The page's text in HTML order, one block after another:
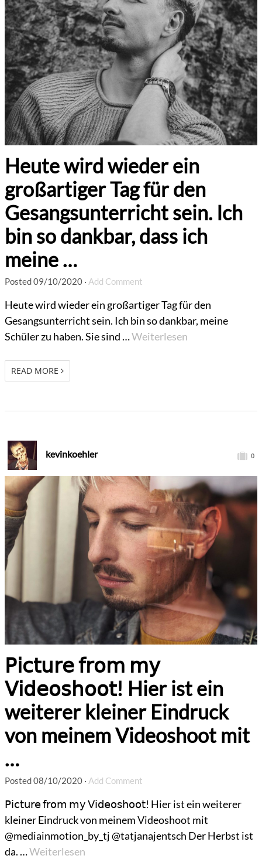
Heute wird wieder ein
großartiger Tag für den
Gesangsunterricht sein. Ich
bin so dankbar, dass ich
meine …
Posted09/10/2020 · Add Comment
Heute wird wieder ein großartiger Tag für den
Gesangsunterricht sein. Ich bin so dankbar, meine
Schüler zu haben. Sie sind …Weiterlesen
READ MORE
kevinkoehler 0
𝖯𝗂𝖼𝗍𝗎𝗋𝖾 𝖿𝗋𝗈𝗆 𝗆𝗒
𝖵𝗂𝖽𝖾𝗈𝗌𝗁𝗈𝗈𝗍! Hier ist ein
weiterer kleiner Eindruck
von meinem Videoshoot mit
…
Posted08/10/2020 · Add Comment
𝖯𝗂𝖼𝗍𝗎𝗋𝖾 𝖿𝗋𝗈𝗆 𝗆𝗒 𝖵𝗂𝖽𝖾𝗈𝗌𝗁𝗈𝗈𝗍! Hier ist ein weiterer
kleiner Eindruck von meinem Videoshoot mit
@mediainmotion_by_tj @tatjanajentsch Der Herbst ist
da. …Weiterlesen